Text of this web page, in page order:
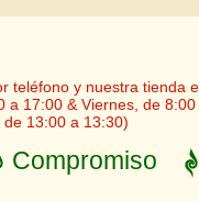
teléfono y nuestra tienda
a 17:00 & Viernes, de
13:00 a 13:30)
Compromiso